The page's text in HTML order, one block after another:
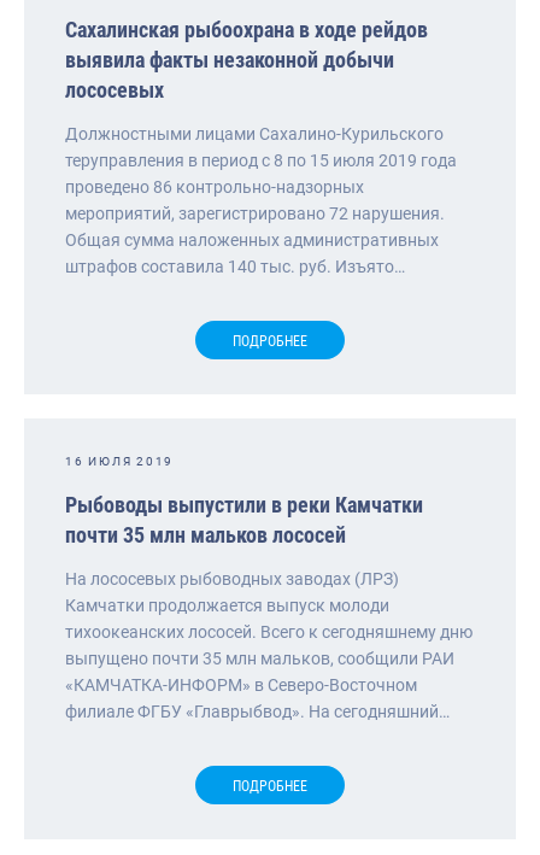
Сахалинская рыбоохрана в ходе рейдов
выявила факты незаконной добычи
лососевых
Должностными лицами Сахалино-Курильского
теруправления в период с 8 по 15 июля 2019 года
проведено 86 контрольно-надзорных
мероприятий, зарегистрировано 72 нарушения.
Общая сумма наложенных административных
штрафов составила 140 тыс. руб. Изъято…
ПОДРОБНЕЕ
16 ИЮЛЯ 2019
Рыбоводы выпустили в реки Камчатки
почти 35 млн мальков лососей
На лососевых рыбоводных заводах (ЛРЗ)
Камчатки продолжается выпуск молоди
тихоокеанских лососей. Всего к сегодняшнему дню
выпущено почти 35 млн мальков, сообщили РАИ
«КАМЧАТКА-ИНФОРМ» в Северо-Восточном
филиале ФГБУ «Главрыбвод». На сегодняшний…
ПОДРОБНЕЕ